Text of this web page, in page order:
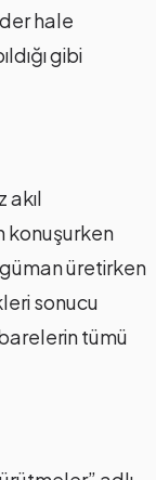
hale
gibi
akıl
konuşurken
üretirken
sonucu
tümü